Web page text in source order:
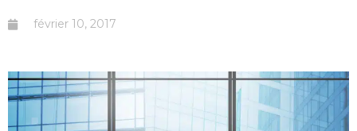
février 10, 2017